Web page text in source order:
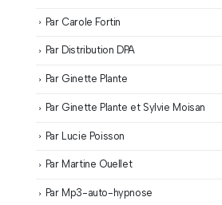
Par Carole Fortin
Par Distribution DPA
Par Ginette Plante
Par Ginette Plante et Sylvie Moisan
Par Lucie Poisson
Par Martine Ouellet
Par Mp3-auto-hypnose